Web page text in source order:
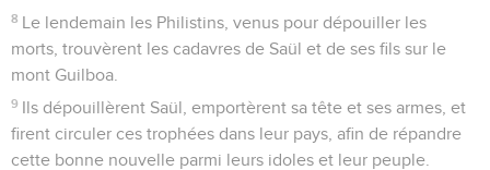
8 Le lendemain les Philistins, venus pour dépouiller les
morts, trouvèrent les cadavres de Saül et de ses fils sur le
mont Guilboa.
9 Ils dépouillèrent Saül, emportèrent sa tête et ses armes, et
firent circuler ces trophées dans leur pays, afin de répandre
cette bonne nouvelle parmi leurs idoles et leur peuple.